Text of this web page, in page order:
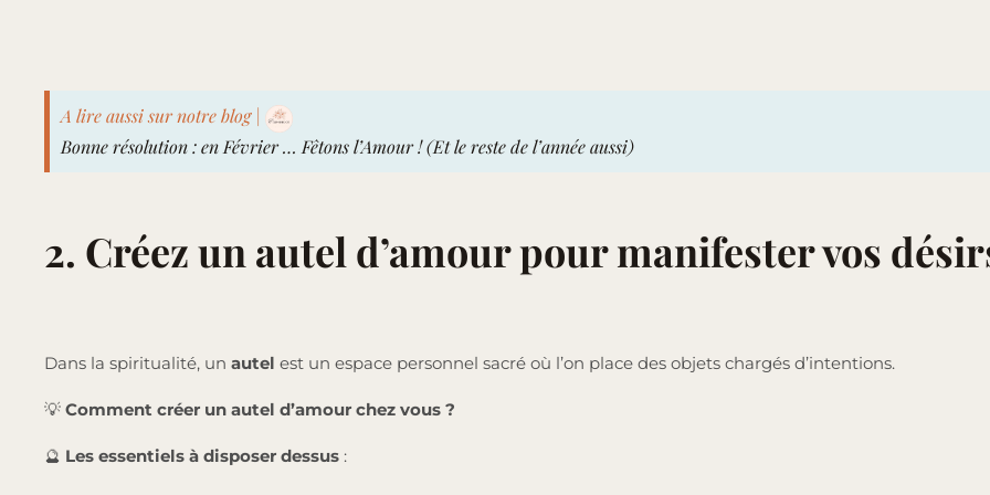
A lire aussi sur notre blog |
Bonne résolution : en Février … Fêtons l’Amour ! (Et le reste de l’année aussi)
2. Créez un autel d’amour pour manifester vos
Dans la spiritualité, un autel est un espace personnel sacré où l’on place des objets chargés d’intentions.
💡 Comment créer un autel d’amour chez vous ?
🔮 Les essentiels à disposer dessus :